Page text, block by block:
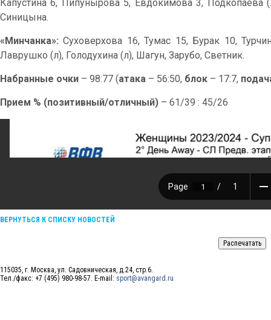
Капустина 6, Пипунырова 5, Евдокимова 3, Подкопаева
Синицына.
«Минчанка»:Суховерхова 16, Тумас 15, Бурак 10,
Лаврушко (л), Голодухина (л), Шагун, Зарубо, Светник.
Набранные очки – 98:77 (атака – 56:50, блок – 17:7,
Прием % (позитивный/отличный) – 61/39 : 45/26
ВЕРНУТЬСЯ К СПИСКУ НОВОСТЕЙ
115035, г. Москва, ул. Садовническая, д.24, стр.6.
Тел./факс: +7 (495) 980-98-57. E-mail: sport@avangard.ru